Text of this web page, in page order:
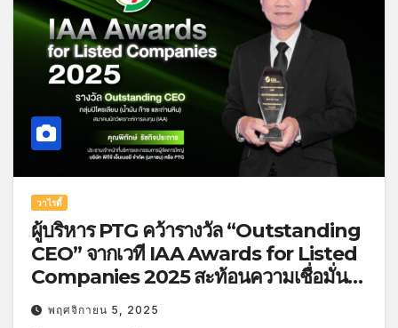
วาไรตี้
ผู้บริหาร PTG คว้ารางวัล “Outstanding
CEO” จากเวที IAA Awards for Listed
Companies 2025 สะท้อนความเชื่อมั่น
นักวิเคราะห์-ผู้จัดการกองทุน
พฤศจิกายน 5, 2025